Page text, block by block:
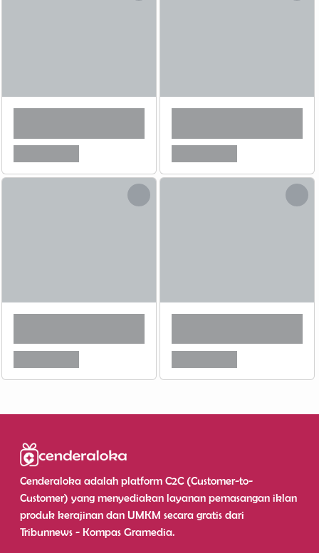
Cenderaloka adalah platform C2C (Customer-to-
Customer) yang menyediakan layanan pemasangan iklan
produk kerajinan dan UMKM secara gratis dari
Tribunnews - Kompas Gramedia.